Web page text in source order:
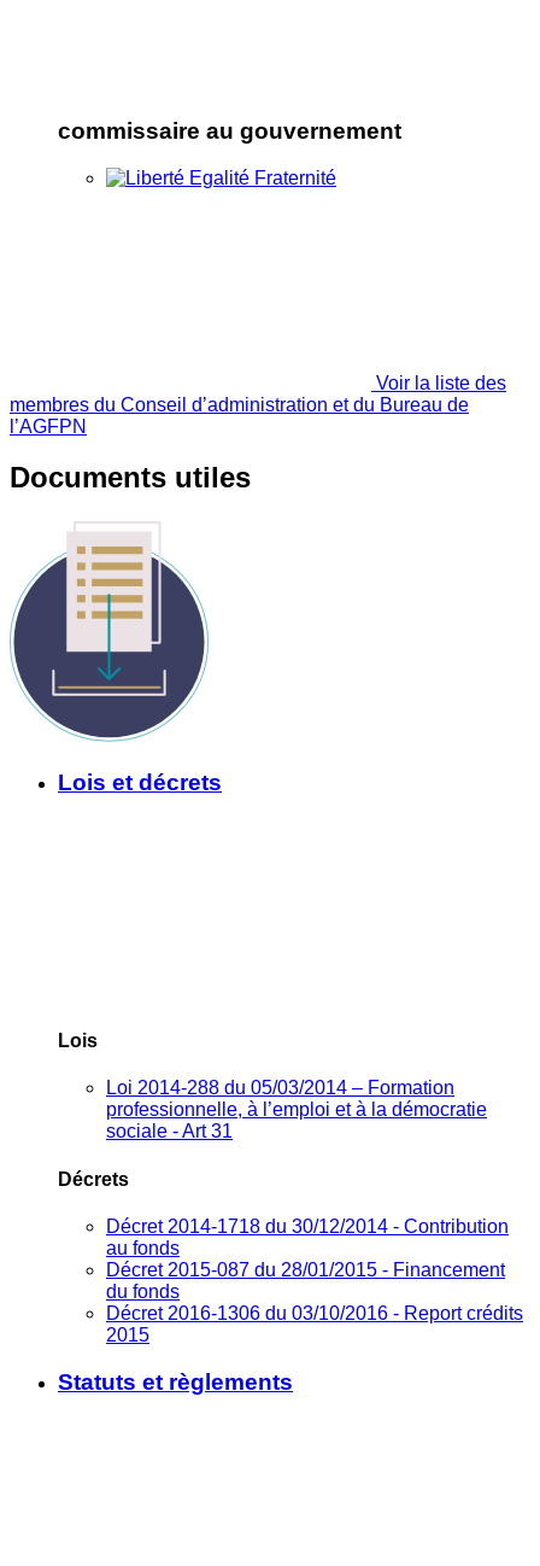
commissaire au gouvernement
Voir la liste des
membres du Conseil d’administration et du Bureau de
l’AGFPN
Documents utiles
Lois et décrets
Lois
Loi 2014-288 du 05/03/2014 – Formation
professionnelle, à l’emploi et à la démocratie
sociale - Art 31
Décrets
Décret 2014-1718 du 30/12/2014 - Contribution
au fonds
Décret 2015-087 du 28/01/2015 - Financement
du fonds
Décret 2016-1306 du 03/10/2016 - Report crédits
2015
Statuts et règlements